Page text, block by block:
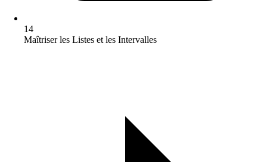
14
Maîtriser les Listes et les Intervalles